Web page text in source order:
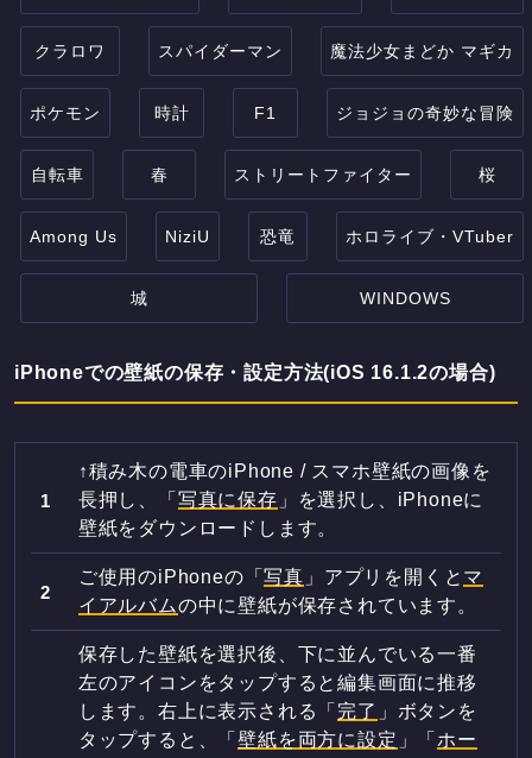
クラロワ スパイダーマン 魔法少女まどか マギカ
ポケモン 時計 F1 ジョジョの奇妙な冒険
自転車 春 ストリートファイター 桜
Among Us NiziU 恐竜 ホロライブ・VTuber
城 WINDOWS
iPhoneでの壁紙の保存・設定方法(iOS 16.1.2の場合)
↑積み木の電車のiPhone / スマホ壁紙の画像を
長押し、「 写真に保存 」を選択し、iPhoneに
壁紙をダウンロードします。
ご使用のiPhoneの「写真 」アプリを開くと マ
イアルバムの中に壁紙が保存されています。
保存した壁紙を選択後、下に並んでいる一番
左のアイコンをタップすると編集画面に推移
します。右上に表示される「 完了 」ボタンを
タップすると、「壁紙を両方に設定 」「 ホー